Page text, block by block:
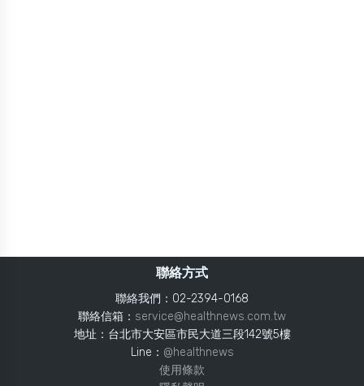
聯絡方式
聯絡我們：02-2394-0168
聯絡信箱： service@healthnews.com.tw
地址：台北市大安區市民大道三段142號5樓
Line： @healthnews
使用條款